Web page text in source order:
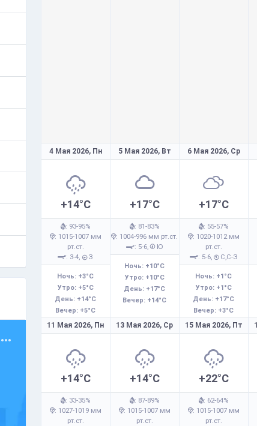
4 Мая 2026, Пн
+14°C
: 93-95%
: 1015-1007 мм
рт.ст.
: 3-4,
З
Ночь: +3°C
Утро: +5°C
День: +14°C
Вечер: +5°C
5 Мая 2026, Вт
+17°C
: 81-83%
: 1004-996 мм рт.ст.
: 5-6, Ю
Ночь: +10°C
Утро: +10°C
День: +17°C
Вечер: +14°C
6 Мая 2026, Ср
+17°C
: 55-57%
: 1020-1012 мм
рт.ст.
: 5-6,
С,С-З
Ночь: +1°C
Утро: +1°C
День: +17°C
Вечер: +3°C
11 Мая 2026, Пн
+14°C
: 33-35%
: 1027-1019 мм
рт.ст.
13 Мая 2026, Ср
+14°C
: 87-89%
: 1015-1007 мм
рт.ст.
15 Мая 2026, Пт
+22°C
: 62-64%
: 1015-1007 мм
рт.ст.